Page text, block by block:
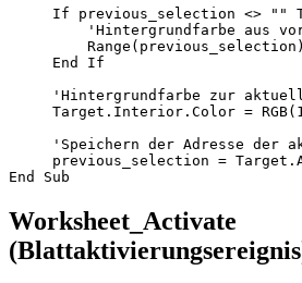
If previous_selection <> ""
'Hintergrundfarbe aus
     End If
'Hintergrundfarbe zur
Target.Interior.Color =
'Speichern der Adresse der
previous_selection =
Worksheet_Activate